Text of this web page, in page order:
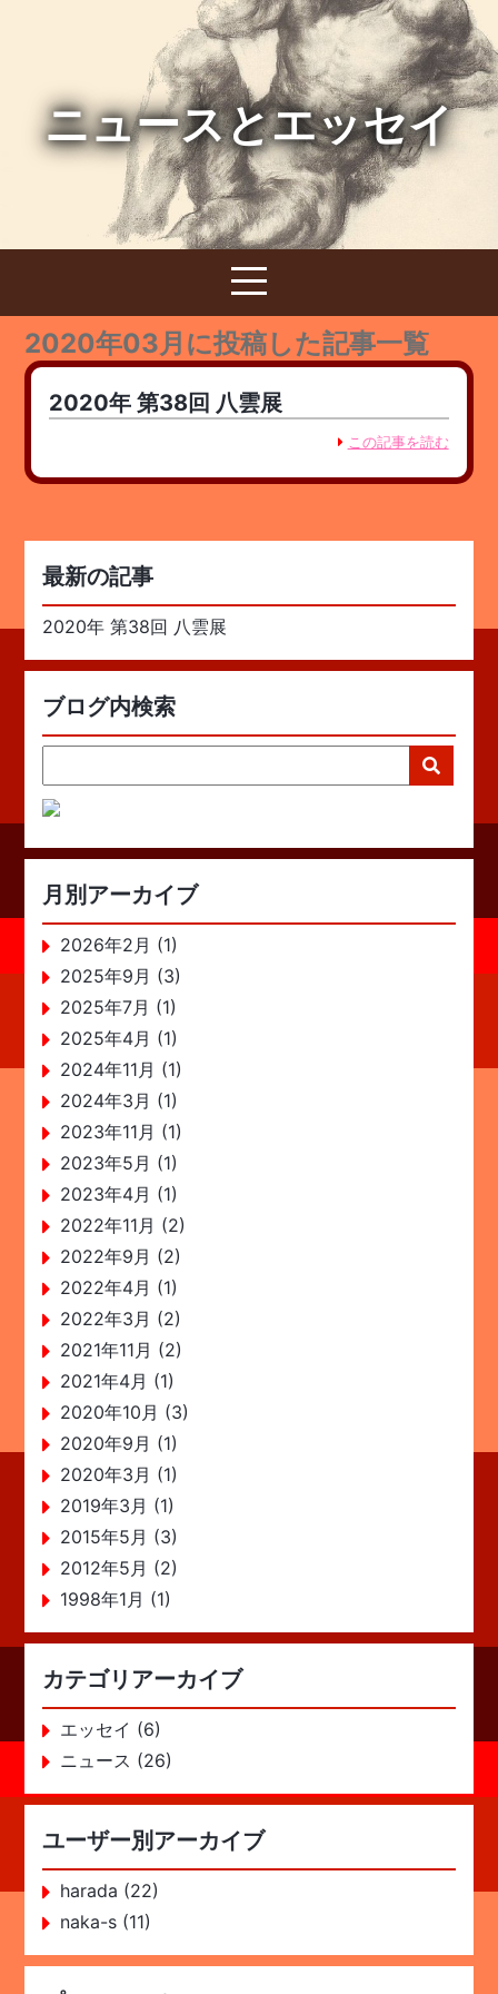
ニュースとエッセイ
2020年03月に投稿した記事一覧
2020年 第38回 八雲展
この記事を読む
最新の記事
2020年 第38回 八雲展
ブログ内検索
月別アーカイブ
2026年2月 (1)
2025年9月 (3)
2025年7月 (1)
2025年4月 (1)
2024年11月 (1)
2024年3月 (1)
2023年11月 (1)
2023年5月 (1)
2023年4月 (1)
2022年11月 (2)
2022年9月 (2)
2022年4月 (1)
2022年3月 (2)
2021年11月 (2)
2021年4月 (1)
2020年10月 (3)
2020年9月 (1)
2020年3月 (1)
2019年3月 (1)
2015年5月 (3)
2012年5月 (2)
1998年1月 (1)
カテゴリアーカイブ
エッセイ (6)
ニュース (26)
ユーザー別アーカイブ
harada (22)
naka-s (11)